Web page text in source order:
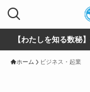
【わたしを知る数秘
ホーム ビジネス・起業